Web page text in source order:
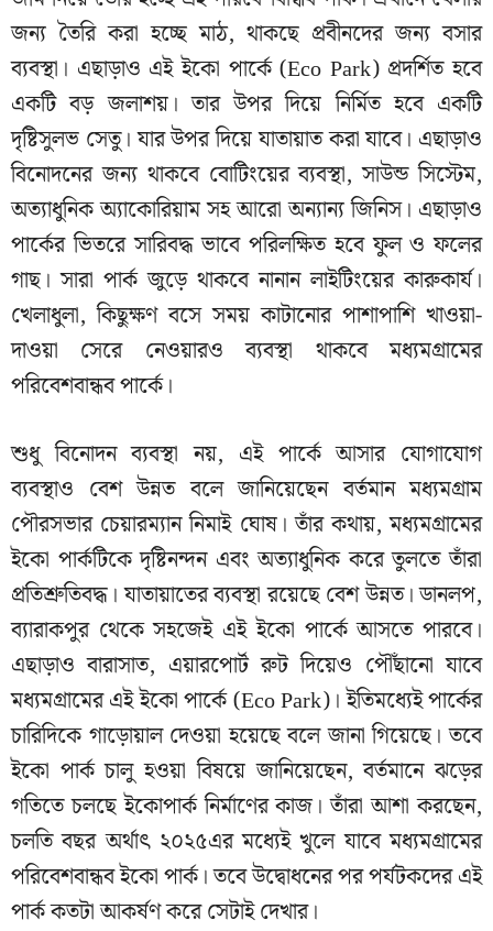
জন্য তৈরি করা হচ্ছে মাঠ, থাকছে প্রবীনদের জন্য বসার
ব্যবস্থা। এছাড়াও এই ইকো পার্কে (Eco Park) প্রদর্শিত হবে
একটি বড় জলাশয়। তার উপর দিয়ে নির্মিত হবে একটি
দৃষ্টিসুলভ সেতু। যার উপর দিয়ে যাতায়াত করা যাবে। এছাড়াও
বিনোদনের জন্য থাকবে বোটিংয়ের ব্যবস্থা, সাউন্ড সিস্টেম,
অত্যাধুনিক অ্যাকোরিয়াম সহ আরো অন্যান্য জিনিস। এছাড়াও
পার্কের ভিতরে সারিবদ্ধ ভাবে পরিলক্ষিত হবে ফুল ও ফলের
গাছ। সারা পার্ক জুড়ে থাকবে নানান লাইটিংয়ের কারুকার্য।
খেলাধুলা, কিছুক্ষণ বসে সময় কাটানোর পাশাপাশি খাওয়া-
দাওয়া সেরে নেওয়ারও ব্যবস্থা থাকবে মধ্যমগ্রামের
পরিবেশবান্ধব পার্কে।
শুধু বিনোদন ব্যবস্থা নয়, এই পার্কে আসার যোগাযোগ
ব্যবস্থাও বেশ উন্নত বলে জানিয়েছেন বর্তমান মধ্যমগ্রাম
পৌরসভার চেয়ারম্যান নিমাই ঘোষ। তাঁর কথায়, মধ্যমগ্রামের
ইকো পার্কটিকে দৃষ্টিনন্দন এবং অত্যাধুনিক করে তুলতে তাঁরা
প্রতিশ্রুতিবদ্ধ। যাতায়াতের ব্যবস্থা রয়েছে বেশ উন্নত। ডানলপ,
ব্যারাকপুর থেকে সহজেই এই ইকো পার্কে আসতে পারবে।
এছাড়াও বারাসাত, এয়ারপোর্ট রুট দিয়েও পৌঁছানো যাবে
মধ্যমগ্রামের এই ইকো পার্কে (Eco Park)। ইতিমধ্যেই পার্কের
চারিদিকে গাড়োয়াল দেওয়া হয়েছে বলে জানা গিয়েছে। তবে
ইকো পার্ক চালু হওয়া বিষয়ে জানিয়েছেন, বর্তমানে ঝড়ের
গতিতে চলছে ইকোপার্ক নির্মাণের কাজ। তাঁরা আশা করছেন,
চলতি বছর অর্থাৎ ২০২৫এর মধ্যেই খুলে যাবে মধ্যমগ্রামের
পরিবেশবান্ধব ইকো পার্ক। তবে উদ্বোধনের পর পর্যটকদের এই
পার্ক কতটা আকর্ষণ করে সেটাই দেখার।